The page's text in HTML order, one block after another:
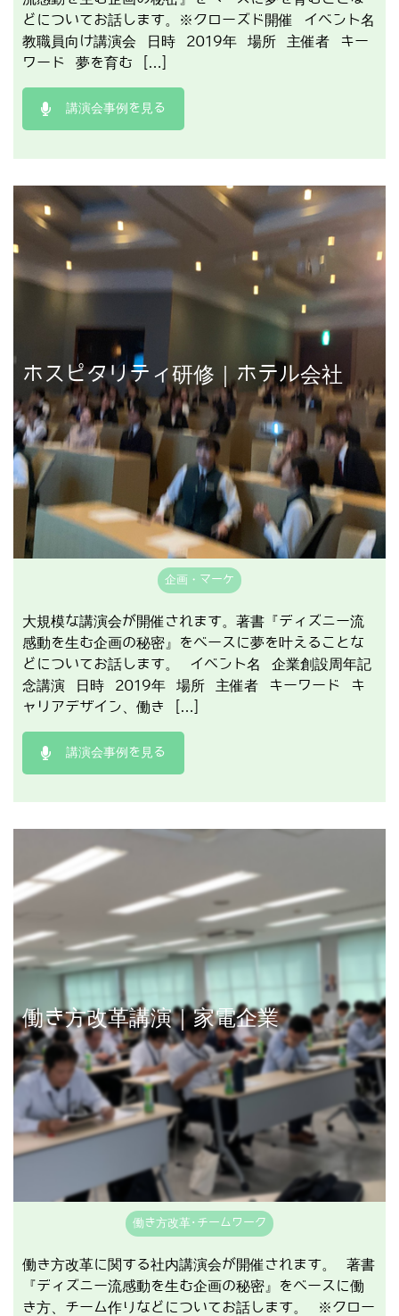
どについてお話します。※クローズド開催 イベント名
教職員向け講演会 日時 2019年 場所 主催者 キー
ワード 夢を育む […]
講演会事例を見る
ホスピタリティ研修｜ホテル会社
企画・マーケ
大規模な講演会が開催されます。著書『ディズニー流
感動を生む企画の秘密』をベースに夢を叶えることな
どについてお話します。 イベント名 企業創設周年記
念講演 日時 2019年 場所 主催者 キーワード キ
ャリアデザイン、働き […]
講演会事例を見る
働き方改革講演｜家電企業
講演事例を見る
働き方改革･チームワーク
働き方改革に関する社内講演会が開催されます。 著書
『ディズニー流感動を生む企画の秘密』をベースに働
き方、チーム作りなどについてお話します。 ※クロー